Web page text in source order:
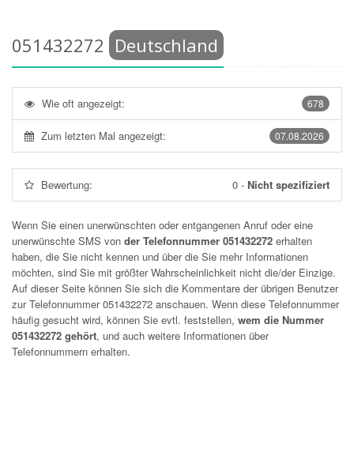
051432272 Deutschland
678
Wie oft angezeigt:
07.08.2026
Zum letzten Mal angezeigt:
Bewertung: 0 - Nicht spezifiziert
Wenn Sie einen unerwünschten oder entgangenen Anruf oder eine
unerwünschte SMS von der Telefonnummer 051432272 erhalten
haben, die Sie nicht kennen und über die Sie mehr Informationen
möchten, sind Sie mit größter Wahrscheinlichkeit nicht die/der Einzige.
Auf dieser Seite können Sie sich die Kommentare der übrigen Benutzer
zur Telefonnummer051432272 anschauen. Wenn diese Telefonnummer
häufig gesucht wird, können Sie evtl. feststellen, wem die Nummer
051432272 gehört, und auch weitere Informationen über
Telefonnummern erhalten.